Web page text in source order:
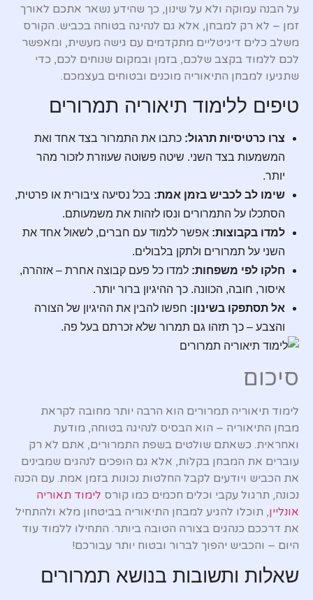
על הבנה עמוקה ולא על שינון, כך שהידע נשאר אתכם לאורך
זמן – לא רק למבחן, אלא גם לנהיגה בטוחה בכביש. הקורס
משלב כלים דיגיטליים מתקדמים עם גישה מעשית, ומאפשר
לכם ללמוד בקצב שלכם, בזמן ובמקום שנוחים לכם, כדי
שתגיעו למבחן התיאוריה מוכנים ובטוחים בעצמכם.
טיפים ללימוד תיאוריה תמרורים
צרו כרטיסיות תרגול: כתבו את התמרור בצד אחד ואת
המשמעות בצד השני. שיטה פשוטה שעוזרת לזכור מהר
יותר.
שימו לב לכביש בזמן אמת: בכל נסיעה ציבורית או פרטית,
הסתכלו על התמרורים ונסו לזהות את משמעותם.
למדו בקבוצות: אפשר ללמוד עם חברים, לשאול אחד את
השני על תמרורים ולתקן בלבולים.
חלקו לפי משפחות: למדו כל פעם קבוצה אחרת – אזהרה,
איסור, חובה, הכוונה. כך ההיגיון ברור יותר.
אל תסתפקו בשינון: חפשו להבין את ההיגיון של הצורה
והצבע – כך תזהו גם תמרור שלא זכרתם בעל פה.
סיכום
לימוד תיאוריה תמרורים הוא הרבה יותר מחובה לקראת
מבחן התיאוריה – הוא הבסיס לנהיגה בטוחה, מודעת
ואחראית. כשאתם שולטים בשפת התמרורים, אתם לא רק
עוברים את המבחן בקלות, אלא גם הופכים לנהגים שמבינים
את הכביש ויודעים לקבל החלטות נכונות בזמן אמת. עם הכנה
נכונה, תרגול עקבי וכלים חכמים כמו קורס לימוד תאוריה
אונליין, תוכלו להגיע למבחן התיאוריה בביטחון מלא ולהתחיל
את דרככם כנהגים בצורה הטובה ביותר. התחילו ללמוד עוד
היום – והכביש יהפוך לברור ובטוח יותר עבורכם!
שאלות ותשובות בנושא תמרורים